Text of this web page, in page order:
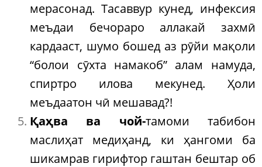
мерасонад. Тасаввур кунед, инфексия
меъдаи бечораро аллакай захмӣ
кардааст, шумо бошед аз рӯйи мақоли
“болои сӯхта намакоб” алам намуда,
спиртро илова мекунед. Ҳоли
меъдаатон чӣ мешавад?!
Қаҳва ва чой-тамоми табибон
маслиҳат медиҳанд, ки ҳангоми ба
шикамрав гирифтор гаштан бештар об